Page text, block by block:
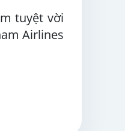
tuyệt vời
Airlines